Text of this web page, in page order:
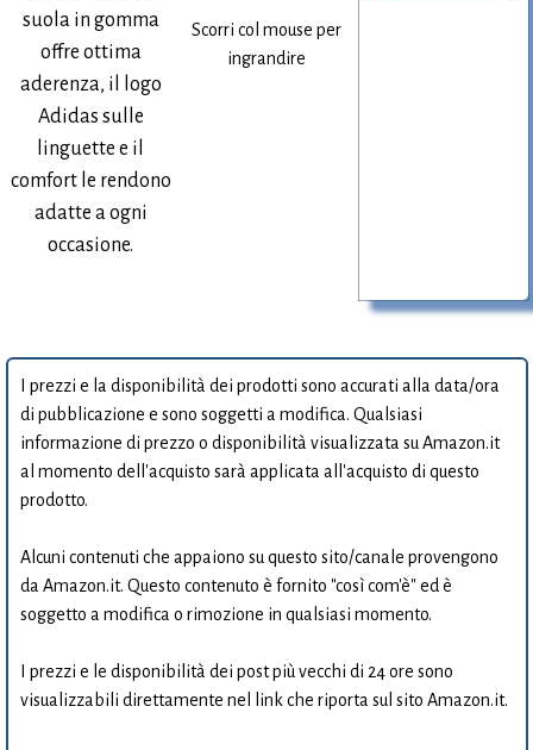
suola in gomma
offre ottima
aderenza, il logo
Adidas sulle
linguette e il
comfort le rendono
adatte a ogni
occasione.
Scorri col mouse per
ingrandire
I prezzi e la disponibilità dei prodotti sono accurati alla data/ora
di pubblicazione e sono soggetti a modifica. Qualsiasi
informazione di prezzo o disponibilità visualizzata su Amazon.it
al momento dell'acquisto sarà applicata all'acquisto di questo
prodotto.
Alcuni contenuti che appaiono su questo sito/canale provengono
da Amazon.it. Questo contenuto è fornito "così com'è" ed è
soggetto a modifica o rimozione in qualsiasi momento.
I prezzi e le disponibilità dei post più vecchi di 24 ore sono
visualizzabili direttamente nel link che riporta sul sito Amazon.it.